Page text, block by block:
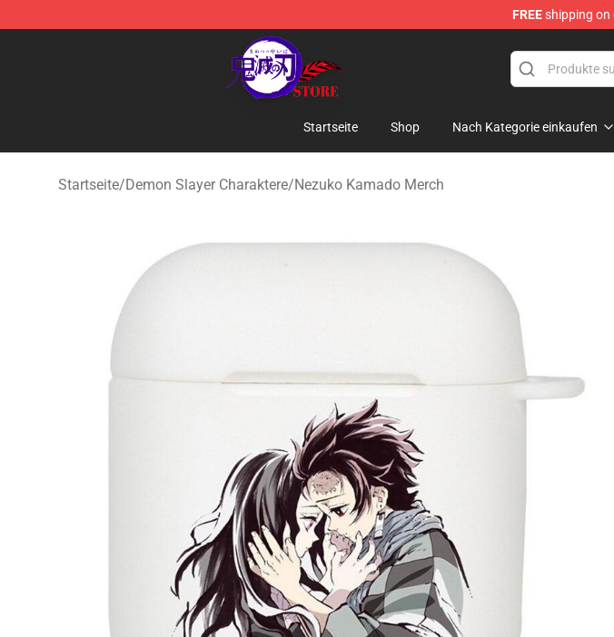
FREEshipping on
Kimetsu no Yaiba Store - Official Kimetsu no Yaiba Merchandise Shop
Startseite Shop Nach Kategorie einkaufen
Startseite/Demon Slayer Charaktere/Nezuko Kamado Merch